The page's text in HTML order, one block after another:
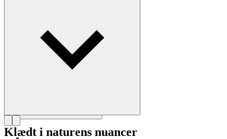
Klædt i naturens nuancer